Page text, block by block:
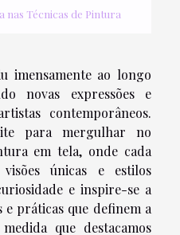
Técnicas de Pintura
imensamente ao longo
novas expressões e
contemporâneos.
para mergulhar no
em tela, onde cada
únicas e estilos
e inspire-se a
práticas que definem a
que destacamos